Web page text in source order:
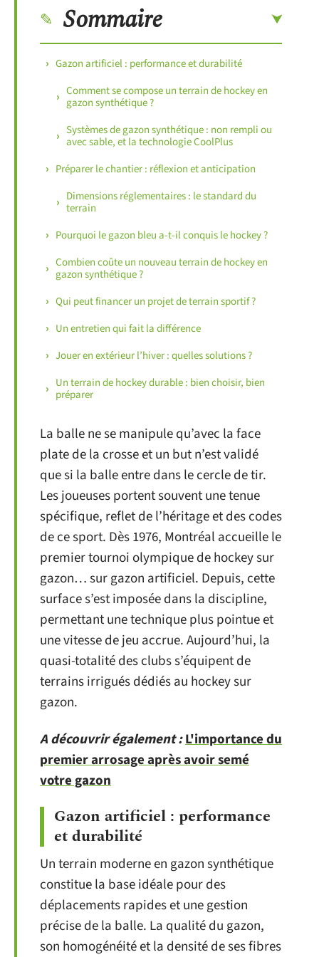
Sommaire
Gazon artificiel : performance et durabilité
Comment se compose un terrain de hockey en
gazon synthétique ?
Systèmes de gazon synthétique : non rempli ou
avec sable, et la technologie CoolPlus
Préparer le chantier : réflexion et anticipation
Dimensions réglementaires : le standard du
terrain
Pourquoi le gazon bleu a-t-il conquis le hockey ?
Combien coûte un nouveau terrain de hockey en
gazon synthétique ?
Qui peut financer un projet de terrain sportif ?
Un entretien qui fait la différence
Jouer en extérieur l’hiver : quelles solutions ?
Un terrain de hockey durable : bien choisir, bien
préparer
La balle ne se manipule qu’avec la face
plate de la crosse et un but n’est validé
que si la balle entre dans le cercle de tir.
Les joueuses portent souvent une tenue
spécifique, reflet de l’héritage et des codes
de ce sport. Dès 1976, Montréal accueille le
premier tournoi olympique de hockey sur
gazon… sur gazon artificiel. Depuis, cette
surface s’est imposée dans la discipline,
permettant une technique plus pointue et
une vitesse de jeu accrue. Aujourd’hui, la
quasi-totalité des clubs s’équipent de
terrains irrigués dédiés au hockey sur
gazon.
A découvrir également :L'importance du
premier arrosage après avoir semé
votre gazon
Gazon artificiel : performance
et durabilité
Un terrain moderne en gazon synthétique
constitue la base idéale pour des
déplacements rapides et une gestion
précise de la balle. La qualité du gazon,
son homogénéité et la densité de ses fibres